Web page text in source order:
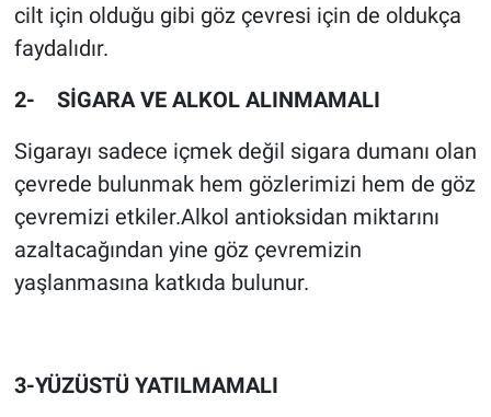
cilt için olduğu gibi göz çevresi için de oldukça
faydalıdır.
2- SİGARA VE ALKOL ALINMAMALI
Sigarayı sadece içmek değil sigara dumanı olan
çevrede bulunmak hem gözlerimizi hem de göz
çevremizi etkiler.Alkol antioksidan miktarını
azaltacağından yine göz çevremizin
yaşlanmasına katkıda bulunur.
3-YÜZÜSTÜ YATILMAMALI